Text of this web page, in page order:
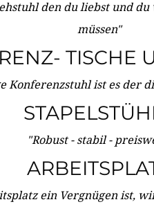
den du liebst und
müssen"
TISCHE
Konferenzstuhl ist es der
"Robust - stabil -
ein Vergnügen ist,